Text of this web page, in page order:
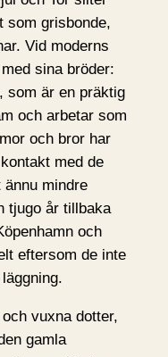
som grisbonde,
Vid moderns
sina bröder:
som är en präktig
och arbetar som
och bror har
med de
mindre
tjugo år tillbaka
och
eftersom de inte
vuxna dotter,
gamla